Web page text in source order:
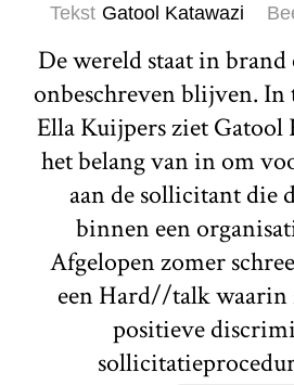
Tekst Gatool Katawazi
De wereld staat in
onbeschreven blijven.
Ella Kuijpers ziet Gatool
het belang van in om
aan de sollicitant die
binnen een
Afgelopen zomer
een Hard//talk waarin
positieve